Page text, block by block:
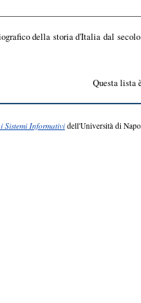
della storia d'Italia dal
Questa lista
Sistemi Informativi dell'Università di